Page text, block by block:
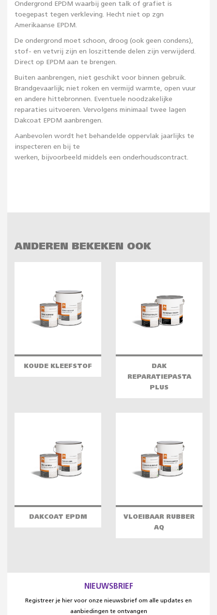
Ondergrond EPDM waarbij geen talk of grafiet is
toegepast tegen verkleving. Hecht niet op zgn
Amerikaanse EPDM.
De ondergrond moet schoon, droog (ook geen condens),
stof- en vetvrij zijn en loszittende delen zijn verwijderd.
Direct op EPDM aan te brengen.
Buiten aanbrengen, niet geschikt voor binnen gebruik.
Brandgevaarlijk; niet roken en vermijd warmte, open vuur
en andere hittebronnen. Eventuele noodzakelijke
reparaties uitvoeren. Vervolgens minimaal twee lagen
Dakcoat EPDM aanbrengen.
Aanbevolen wordt het behandelde oppervlak jaarlijks te
inspecteren en bij te
werken, bijvoorbeeld middels een onderhoudscontract.
ANDEREN BEKEKEN OOK
KOUDE KLEEFSTOF
DAK
REPARATIEPASTA
PLUS
DAKCOAT EPDM
VLOEIBAAR RUBBER
AQ
NIEUWSBRIEF
Registreer je hier voor onze nieuwsbrief om alle updates en
aanbiedingen te ontvangen